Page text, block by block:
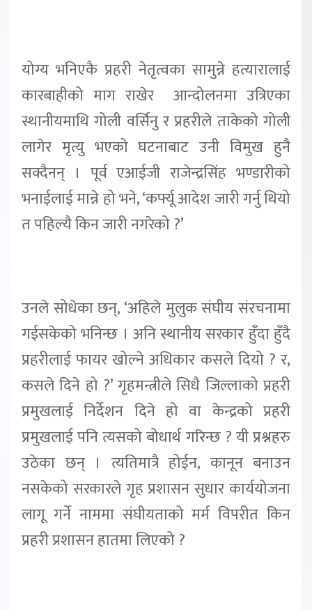
योग्य भनिएकै प्रहरी नेतृत्वका सामुन्ने हत्यारालाई
कारबाहीको माग राखेर आन्दोलनमा उत्रिएका
स्थानीयमाथि गोली वर्सिनु र प्रहरीले ताकेको गोली
लागेर मृत्यु भएको घटनाबाट उनी विमुख हुनै
सक्दैनन् । पूर्व एआईजी राजेन्द्रसिंह भण्डारीको
भनाईलाई मान्ने हो भने, ‘कर्फ्यू आदेश जारी गर्नु थियो
त पहिल्यै किन जारी नगरेको ?’
उनले सोधेका छन्, ‘अहिले मुलुक संघीय संरचनामा
गईसकेको भनिन्छ । अनि स्थानीय सरकार हुँदा हुँदै
प्रहरीलाई फायर खोल्ने अधिकार कसले दियो ? र,
कसले दिने हो ?’ गृहमन्त्रीले सिधै जिल्लाको प्रहरी
प्रमुखलाई निर्देशन दिने हो वा केन्द्रको प्रहरी
प्रमुखलाई पनि त्यसको बोधार्थ गरिन्छ ? यी प्रश्नहरु
उठेका छन् । त्यतिमात्रै होईन, कानून बनाउन
नसकेको सरकारले गृह प्रशासन सुधार कार्ययोजना
लागू गर्ने नाममा संघीयताको मर्म विपरीत किन
प्रहरी प्रशासन हातमा लिएको ?